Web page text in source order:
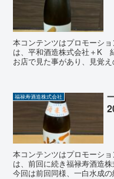
本コンテンツはプロモーシ
は、平和酒造株式会社＋K
お店で見た事があり、見覚
福禄寿酒造株式会社
本コンテンツはプロモーシ
は、前回に続き福禄寿酒
今回は前回同様、一白水成